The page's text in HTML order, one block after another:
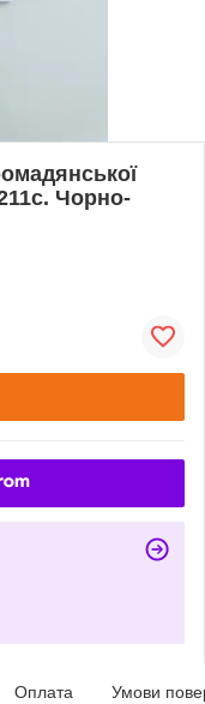
Чорно-
Оплата Умови